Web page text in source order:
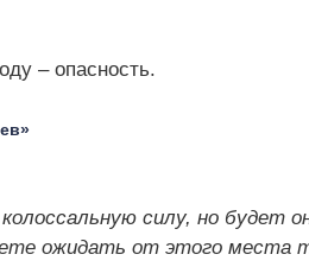
– опасность.
силу, но будет
ожидать от этого места